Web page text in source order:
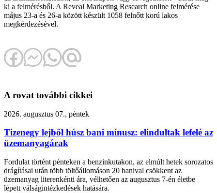
ki a felmérésből. A Reveal Marketing Research online felmérése
május 23-a és 26-a között készült 1058 felnőtt korú lakos
megkérdezésével.
A rovat további cikkei
2026. augusztus 07., péntek
Tizenegy lejből húsz bani mínusz: elindultak lefelé az
üzemanyagárak
Fordulat történt pénteken a benzinkutakon, az elmúlt hetek sorozatos
drágításai után több töltőállomáson 20 banival csökkent az
üzemanyag literenkénti ára, vélhetően az augusztus 7-én életbe
lépett válságintézkedések hatására.